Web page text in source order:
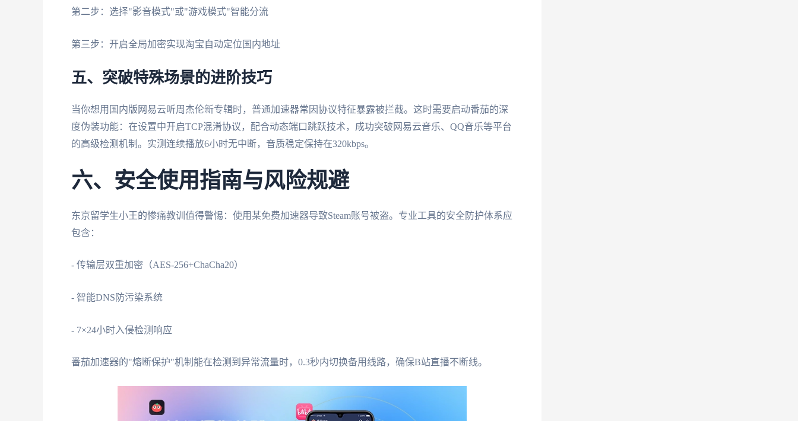
第二步：选择"影音模式"或"游戏模式"智能分流
第三步：开启全局加密实现淘宝自动定位国内地址
五、突破特殊场景的进阶技巧
当你想用国内版网易云听周杰伦新专辑时，普通加速器常因协议特征暴露被拦截。这时需要启动番茄的深
度伪装功能：在设置中开启TCP混淆协议，配合动态端口跳跃技术，成功突破网易云音乐、QQ音乐等平台
的高级检测机制。实测连续播放6小时无中断，音质稳定保持在320kbps。
六、安全使用指南与风险规避
东京留学生小王的惨痛教训值得警惕：使用某免费加速器导致Steam账号被盗。专业工具的安全防护体系应
包含：
- 传输层双重加密（AES-256+ChaCha20）
- 智能DNS防污染系统
- 7×24小时入侵检测响应
番茄加速器的"熔断保护"机制能在检测到异常流量时，0.3秒内切换备用线路，确保B站直播不断线。